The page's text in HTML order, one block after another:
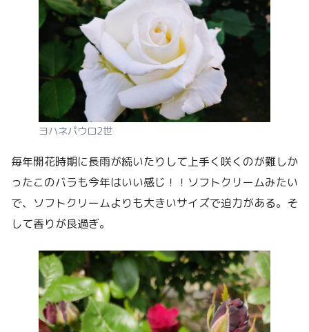
ヨハネパウロ2世
毎年開花時期に長雨が続いたりして上手く咲くのが難しか
ったこのバラも今年はいい感じ！！ソフトクリームみたい
で、ソフトクリームよりも大きいサイズで迫力がある。そ
して香りが良過ぎ。